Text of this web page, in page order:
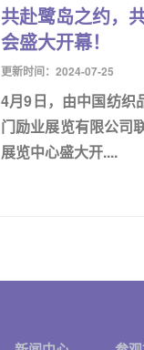
共赴鹭岛之约，
会盛大开幕！
更新时间：2024-07-25
4月9日，由中国纺织
门励业展览有限公司
展览中心盛大开....